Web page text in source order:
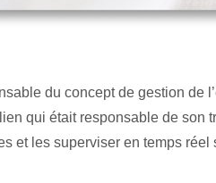
du concept de gestion
qui était responsable de son
et les superviser en temps